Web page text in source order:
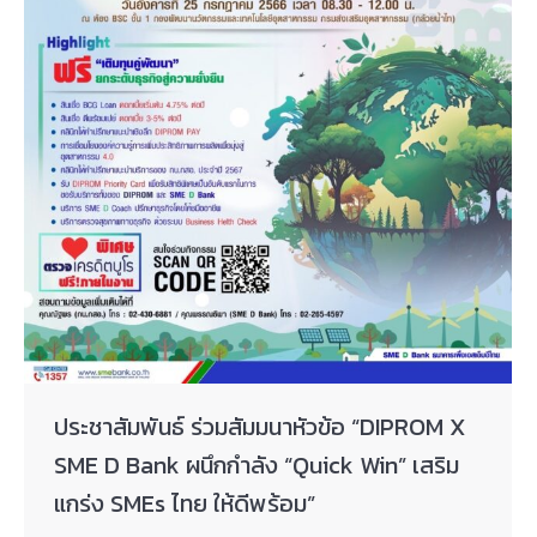
ประชาสัมพันธ์ ร่วมสัมมนาหัวข้อ “DIPROM X
SME D Bank ผนึกกำลัง “Quick Win” เสริม
แกร่ง SMEs ไทย ให้ดีพร้อม”